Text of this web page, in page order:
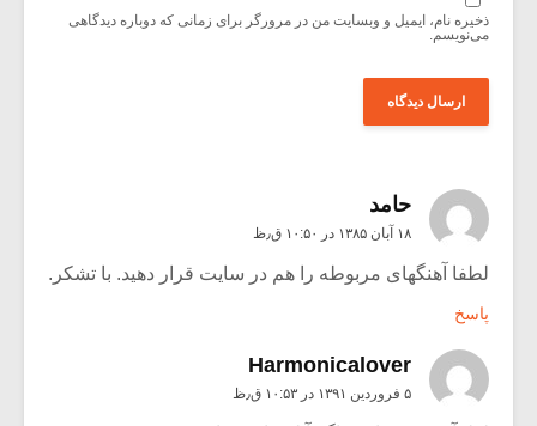
ذخیره نام، ایمیل و وبسایت من در مرورگر برای زمانی که دوباره دیدگاهی
می‌نویسم.
حامد
۱۸ آبان ۱۳۸۵ در ۱۰:۵۰ ق٫ظ
لطفا آهنگهای مربوطه را هم در سایت قرار دهید. با تشکر.
پاسخ
Harmonicalover
۵ فروردین ۱۳۹۱ در ۱۰:۵۳ ق٫ظ